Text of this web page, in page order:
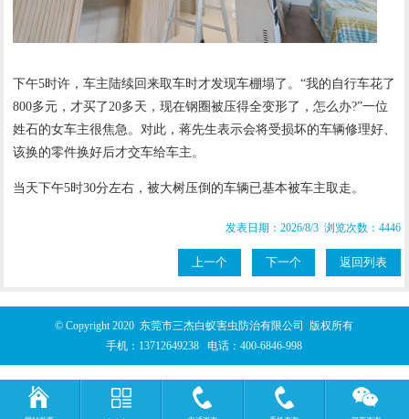
下午5时许，车主陆续回来取车时才发现车棚塌了。“我的自行车花了
800多元，才买了20多天，现在钢圈被压得全变形了，怎么办?”一位
姓石的女车主很焦急。对此，蒋先生表示会将受损坏的车辆修理好、
该换的零件换好后才交车给车主。
当天下午5时30分左右，被大树压倒的车辆已基本被车主取走。
发表日期：2026/8/3 浏览次数：4446
上一个 下一个 返回列表
© Copyright 2020 东莞市三杰白蚁害虫防治有限公司 版权所有
手机： 13712649238 电话：400-6846-998